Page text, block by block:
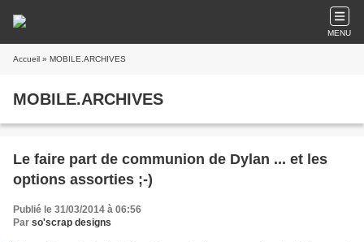
MENU
Accueil » MOBILE.ARCHIVES
MOBILE.ARCHIVES
Le faire part de communion de Dylan ... et les
options assorties ;-)
Publié le 31/03/2014 à 06:56
Par so'scrap designs